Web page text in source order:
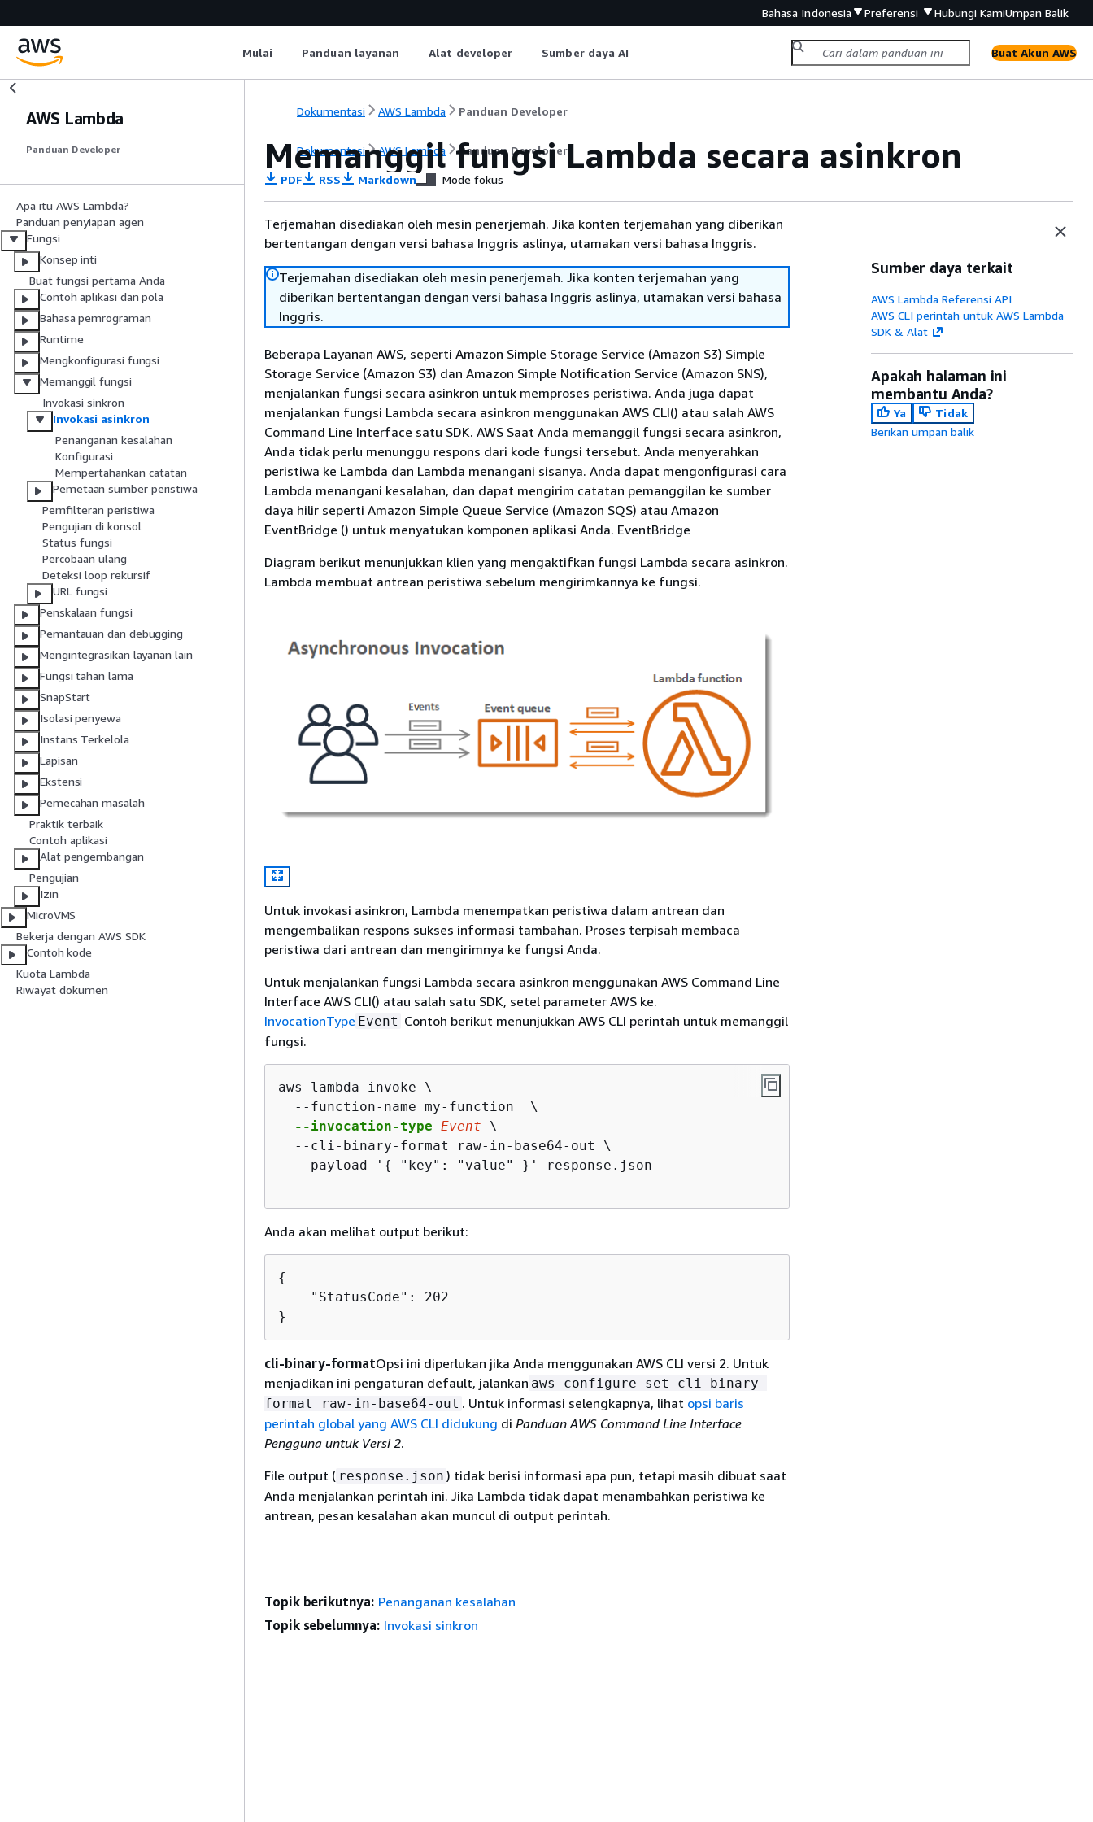
Bahasa Indonesia Preferensi Hubungi KamiUmpan Balik
Mulai Panduan layanan Alat developer Sumber daya AI Buat Akun AWS
AWS Lambda
Panduan Developer
Apa itu AWS Lambda?
Panduan penyiapan agen
Fungsi
Konsep inti
Buat fungsi pertama Anda
Contoh aplikasi dan pola
Bahasa pemrograman
Runtime
Mengkonfigurasi fungsi
Memanggil fungsi
Invokasi sinkron
Invokasi asinkron
Penanganan kesalahan
Konfigurasi
Mempertahankan catatan
Pemetaan sumber peristiwa
Pemfilteran peristiwa
Pengujian di konsol
Status fungsi
Percobaan ulang
Deteksi loop rekursif
URL fungsi
Penskalaan fungsi
Pemantauan dan debugging
Mengintegrasikan layanan lain
Fungsi tahan lama
SnapStart
Isolasi penyewa
Instans Terkelola
Lapisan
Ekstensi
Pemecahan masalah
Praktik terbaik
Contoh aplikasi
Alat pengembangan
Pengujian
Izin
MicroVMS
Bekerja dengan AWS SDK
Contoh kode
Kuota Lambda
Riwayat dokumen
Dokumentasi AWS Lambda Panduan Developer
Dokumentasi AWS Lambda Panduan Developer
Memanggil fungsi Lambda secara asinkron
PDF RSS Markdown Mode fokus
Terjemahan disediakan oleh mesin penerjemah. Jika konten terjemahan yang diberikan
bertentangan dengan versi bahasa Inggris aslinya, utamakan versi bahasa Inggris.
Terjemahan disediakan oleh mesin penerjemah. Jika konten terjemahan yang
diberikan bertentangan dengan versi bahasa Inggris aslinya, utamakan versi bahasa
Inggris.
Beberapa Layanan AWS, seperti Amazon Simple Storage Service (Amazon S3) Simple
Storage Service (Amazon S3) dan Amazon Simple Notification Service (Amazon SNS),
menjalankan fungsi secara asinkron untuk memproses peristiwa. Anda juga dapat
menjalankan fungsi Lambda secara asinkron menggunakan AWS CLI() atau salah AWS
Command Line Interface satu SDK. AWS Saat Anda memanggil fungsi secara asinkron,
Anda tidak perlu menunggu respons dari kode fungsi tersebut. Anda menyerahkan
peristiwa ke Lambda dan Lambda menangani sisanya. Anda dapat mengonfigurasi cara
Lambda menangani kesalahan, dan dapat mengirim catatan pemanggilan ke sumber
daya hilir seperti Amazon Simple Queue Service (Amazon SQS) atau Amazon
EventBridge () untuk menyatukan komponen aplikasi Anda. EventBridge
Diagram berikut menunjukkan klien yang mengaktifkan fungsi Lambda secara asinkron.
Lambda membuat antrean peristiwa sebelum mengirimkannya ke fungsi.
Untuk invokasi asinkron, Lambda menempatkan peristiwa dalam antrean dan
mengembalikan respons sukses informasi tambahan. Proses terpisah membaca
peristiwa dari antrean dan mengirimnya ke fungsi Anda.
Untuk menjalankan fungsi Lambda secara asinkron menggunakan AWS Command Line
Interface AWS CLI() atau salah satu SDK, setel parameter AWS ke.
InvocationType Event Contoh berikut menunjukkan AWS CLI perintah untuk memanggil
fungsi.
aws lambda invoke \
  --function-name my-function  \
--invocation-type Event \
  --cli-binary-format raw-in-base64-out \
  --payload '
{ "key": "value" }' response.json
Anda akan melihat output berikut:
{
    "StatusCode": 202
}
cli-binary-formatOpsi ini diperlukan jika Anda menggunakan AWS CLI versi 2. Untuk
menjadikan ini pengaturan default, jalankan aws configure set cli-binary-
format raw-in-base64-out . Untuk informasi selengkapnya, lihat opsi baris
perintah global yang AWS CLI didukung di Panduan AWS Command Line Interface
Pengguna untuk Versi 2.
File output ( response.json ) tidak berisi informasi apa pun, tetapi masih dibuat saat
Anda menjalankan perintah ini. Jika Lambda tidak dapat menambahkan peristiwa ke
antrean, pesan kesalahan akan muncul di output perintah.
Sumber daya terkait
AWS Lambda Referensi API
AWS CLI perintah untuk AWS Lambda
SDK & Alat
Apakah halaman ini
membantu Anda?
Ya
Tidak
Berikan umpan balik
Topik berikutnya: Penanganan kesalahan
Topik sebelumnya: Invokasi sinkron